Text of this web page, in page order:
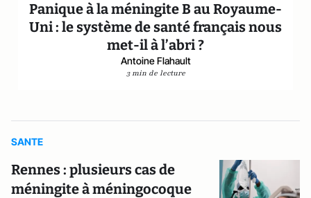
Panique à la méningite B au Royaume-
Uni : le système de santé français nous
met-il à l’abri ?
Antoine Flahault
3 min de lecture
SANTE
Rennes : plusieurs cas de
méningite à méningocoque